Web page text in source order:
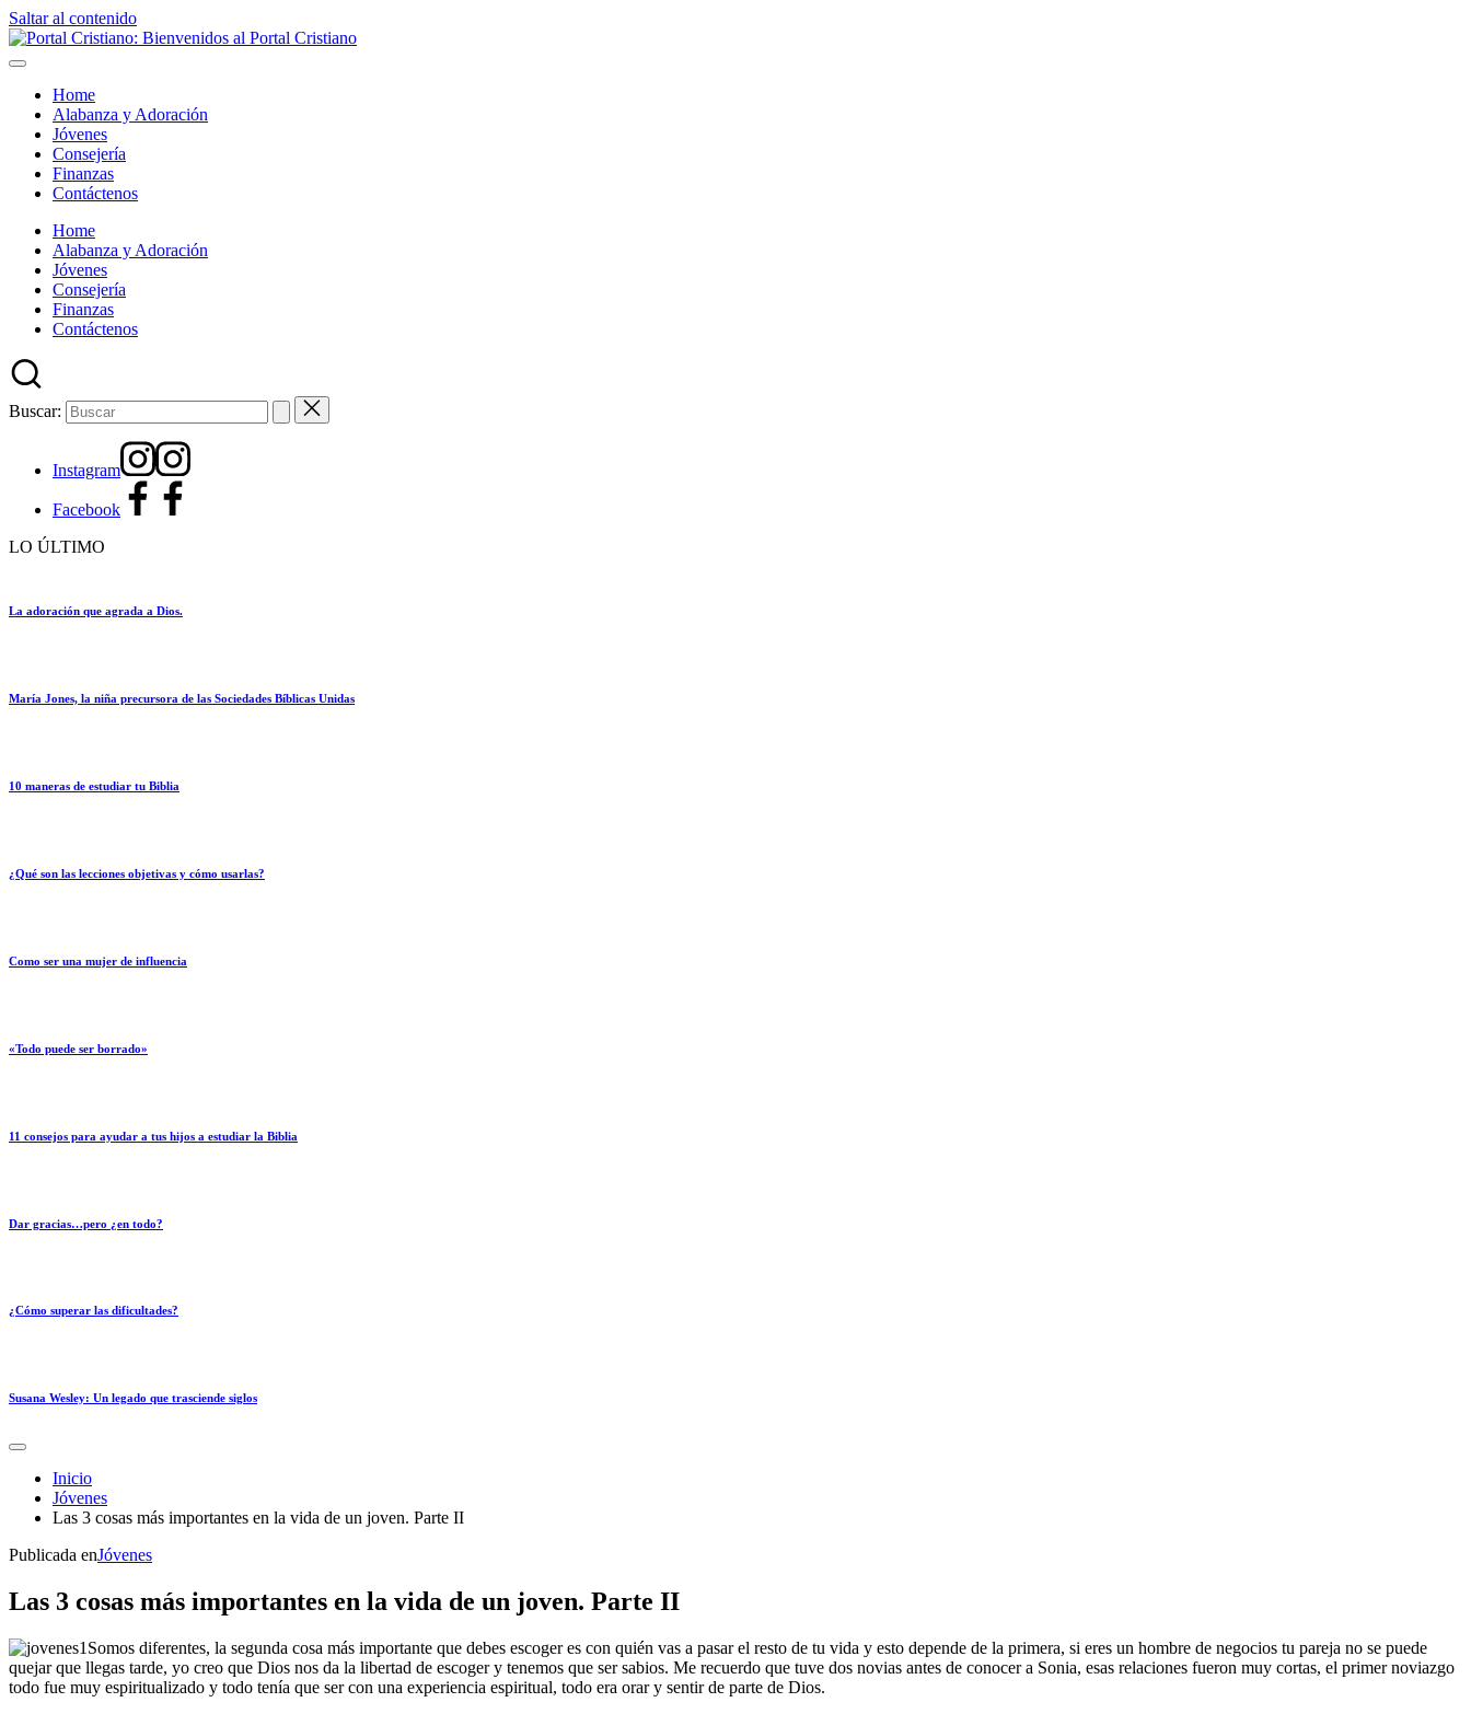
Saltar al contenido
Home
Alabanza y Adoración
Jóvenes
Consejería
Finanzas
Contáctenos
Home
Alabanza y Adoración
Jóvenes
Consejería
Finanzas
Contáctenos
Buscar:
Instagram
Facebook
LO ÚLTIMO
La adoración que agrada a Dios.
María Jones, la niña precursora de las Sociedades Bíblicas Unidas
10 maneras de estudiar tu Biblia
¿Qué son las lecciones objetivas y cómo usarlas?
Como ser una mujer de influencia
«Todo puede ser borrado»
11 consejos para ayudar a tus hijos a estudiar la Biblia
Dar gracias…pero ¿en todo?
¿Cómo superar las dificultades?
Susana Wesley: Un legado que trasciende siglos
Inicio
Jóvenes
Las 3 cosas más importantes en la vida de un joven. Parte II
Publicada enJóvenes
Las 3 cosas más importantes en la vida de un joven. Parte II
Somos diferentes, la segunda cosa más importante que debes escoger es con quién vas a pasar el resto de tu vida y esto depende de la primera, si eres un hombre de negocios tu pareja no se puede
quejar que llegas tarde, yo creo que Dios nos da la libertad de escoger y tenemos que ser sabios. Me recuerdo que tuve dos novias antes de conocer a Sonia, esas relaciones fueron muy cortas, el primer noviazgo
todo fue muy espiritualizado y todo tenía que ser con una experiencia espiritual, todo era orar y sentir de parte de Dios.